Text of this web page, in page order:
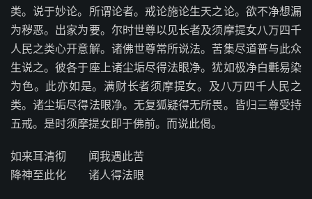
类。说于妙论。所谓论者。戒论施论生天之论。欲不净想漏
为秽恶。出家为要。尔时世尊以见长者及须摩提女八万四千
人民之类心开意解。诸佛世尊常所说法。苦集尽道普与此众
生说之。彼各于座上诸尘垢尽得法眼净。犹如极净白氎易染
为色。此亦如是。满财长者须摩提女。及八万四千人民之
类。诸尘垢尽得法眼净。无复狐疑得无所畏。皆归三尊受持
五戒。是时须摩提女即于佛前。而说此偈。
如来耳清彻 闻我遇此苦
降神至此化 诸人得法眼